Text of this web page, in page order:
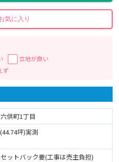
気に入り
立地が良い
ず
供町1丁目
坪)実測
ットバック要(工事は売主負担)